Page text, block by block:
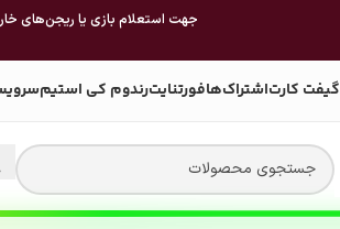
جهت استعلام بازی یا ریجن‌های
گیفت کارتاشتراک‌هافورتنایترندوم کی استیم